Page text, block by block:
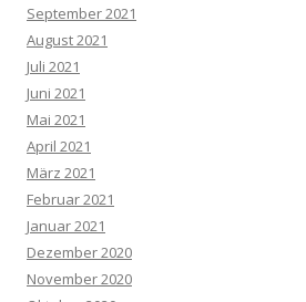
September 2021
August 2021
Juli 2021
Juni 2021
Mai 2021
April 2021
März 2021
Februar 2021
Januar 2021
Dezember 2020
November 2020